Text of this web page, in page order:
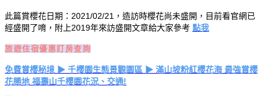
此篇賞櫻花日期：2021/02/21，造訪時櫻花尚未盛開，目前看官網已
經盛開了唷，附上2019年來訪盛開文章給大家參考 點我
旅遊住宿優惠訂房查詢
免費賞櫻秘境 ▶ 千櫻園生態景觀園區 ▶ 滿山坡粉紅櫻花海 最強賞櫻
花勝地 福壽山千櫻園花況、交通!